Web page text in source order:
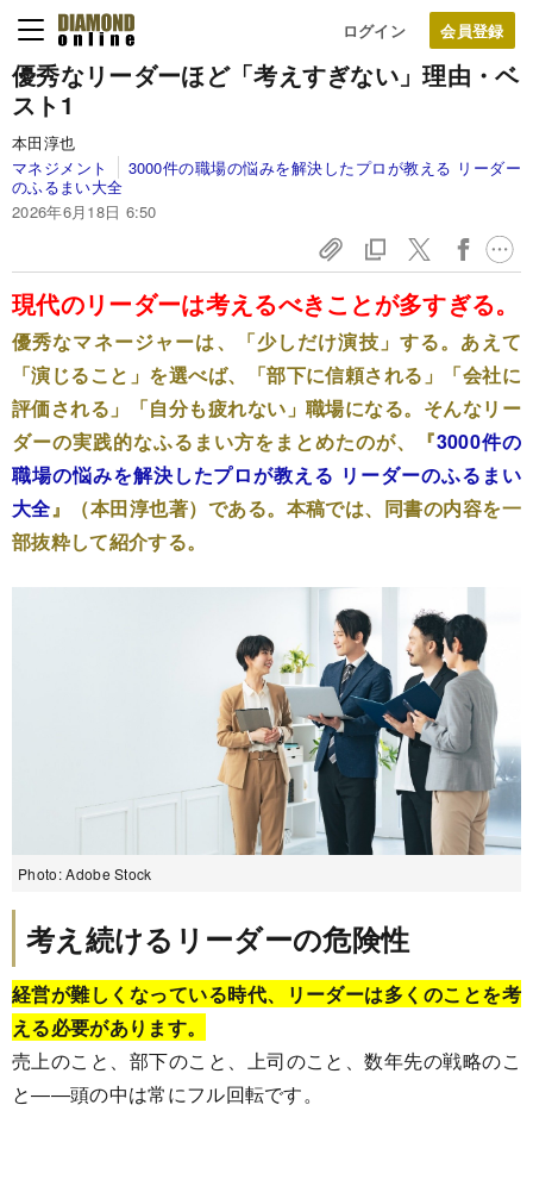
ログイン
優秀なリーダーほど「考えすぎない」理由・ベ
スト1
本田淳也
マネジメント
3000件の職場の悩みを解決したプロが教える リーダー
のふるまい大全
2026年6月18日 6:50
現代のリーダーは考えるべきことが多すぎる。
優秀なマネージャーは、「少しだけ演技」する。あえて
「演じること」を選べば、「部下に信頼される」「会社に
評価される」「自分も疲れない」職場になる。そんなリー
ダーの実践的なふるまい方をまとめたのが、『3000件の
職場の悩みを解決したプロが教える リーダーのふるまい
大全』（本田淳也著）である。本稿では、同書の内容を一
部抜粋して紹介する。
Photo: Adobe Stock
考え続けるリーダーの危険性
経営が難しくなっている時代、リーダーは多くのことを考
える必要があります。
売上のこと、部下のこと、上司のこと、数年先の戦略のこ
と――頭の中は常にフル回転です。